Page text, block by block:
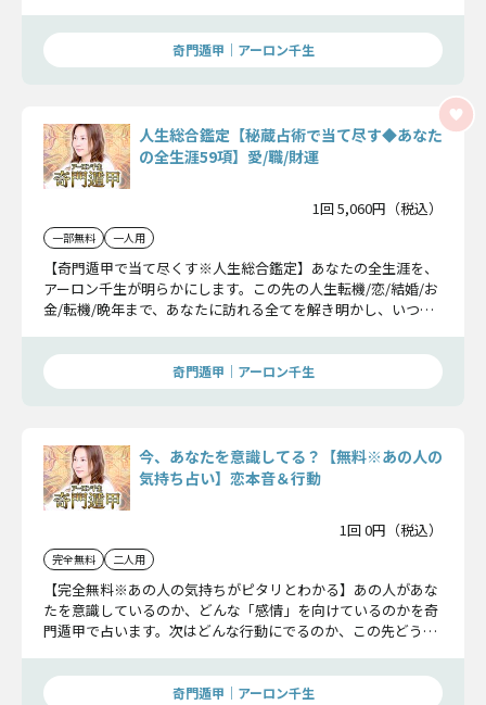
奇門遁甲｜アーロン千生
人生総合鑑定【秘蔵占術で当て尽す◆あなた
の全生涯59項】愛/職/財運
1回 5,060円（税込）
一部無料 一人用
【奇門遁甲で当て尽くす※人生総合鑑定】あなたの全生涯を、
アーロン千生が明らかにします。この先の人生転機/恋/結婚/お
金/転機/晩年まで、あなたに訪れる全てを解き明かし、いつ何
奇門遁甲｜アーロン千生
今、あなたを意識してる？【無料※あの人の
気持ち占い】恋本音＆行動
1回 0円（税込）
完全無料 二人用
【完全無料※あの人の気持ちがピタリとわかる】あの人があな
たを意識しているのか、どんな「感情」を向けているのかを奇
門遁甲で占います。次はどんな行動にでるのか、この先どうな
奇門遁甲｜アーロン千生